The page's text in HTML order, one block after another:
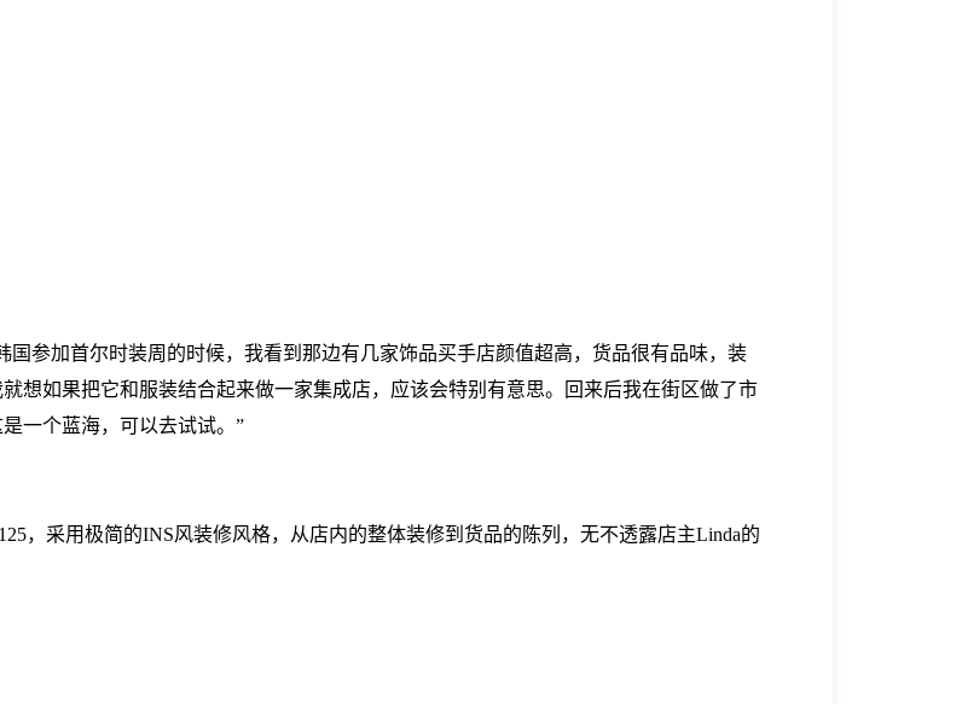
参加首尔时装周的时候，我看到那边有几家饰品买手店颜值超高，货品很有品味，装
想如果把它和服装结合起来做一家集成店，应该会特别有意思。回来后我在街区做了市
一个蓝海，可以去试试。”
，采用极简的INS风装修风格，从店内的整体装修到货品的陈列，无不透露店主Linda的